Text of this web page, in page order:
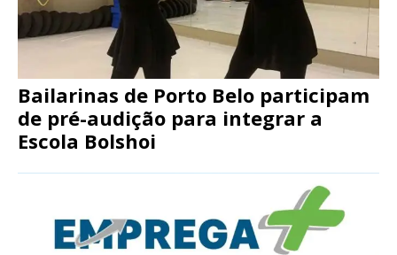
Bailarinas de Porto Belo participam
de pré-audição para integrar a
Escola Bolshoi